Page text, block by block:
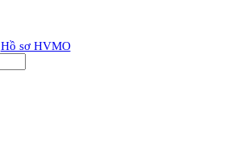
Hồ sơ HVMO